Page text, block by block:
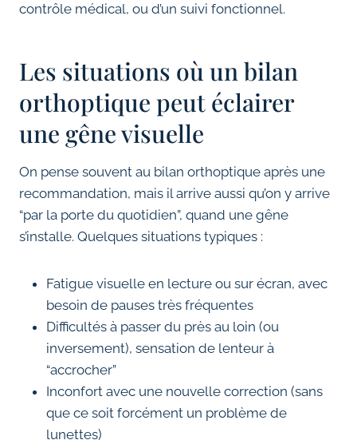
contrôle médical, ou d’un suivi fonctionnel.
Les situations où un bilan
orthoptique peut éclairer
une gêne visuelle
On pense souvent au bilan orthoptique après une
recommandation, mais il arrive aussi qu’on y arrive
“par la porte du quotidien”, quand une gêne
s’installe. Quelques situations typiques :
Fatigue visuelle en lecture ou sur écran, avec
besoin de pauses très fréquentes
Difficultés à passer du près au loin (ou
inversement), sensation de lenteur à
“accrocher”
Inconfort avec une nouvelle correction (sans
que ce soit forcément un problème de
lunettes)